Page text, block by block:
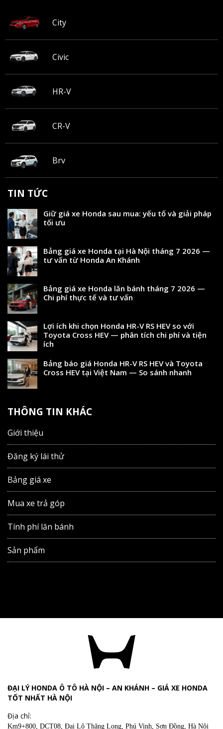
City
Civic
HR-V
CR-V
Brv
TIN TỨC
Giữ giá xe Honda sau mua: yếu tố và giải pháp
tối ưu
Bảng giá xe Honda tại Hà Nội tháng 7 2026 —
tư vấn từ Honda An Khánh
Bảng giá xe Honda lăn bánh tháng 7 2026 —
Chi phí thực tế và tư vấn
Lợi ích khi chọn Honda HR-V RS HEV so với
Toyota Cross HEV — phân tích chi phí và tiện
ích
Bảng báo giá Honda HR-V RS HEV và Toyota
Cross HEV tại Việt Nam — So sánh nhanh
THÔNG TIN KHÁC
Giới thiệu
Đăng ký lái thử
Bảng giá xe
Mua xe trả góp
Tính phí lăn bánh
Sản phẩm
ĐẠI LÝ HONDA Ô TÔ HÀ NỘI – AN KHÁNH – GIÁ XE HONDA
TỐT NHẤT HÀ NỘI
Địa chỉ:
Km9+800, DCT08, Đại Lộ Thăng Long, Phú Vinh, Sơn Đồng, Hà Nội